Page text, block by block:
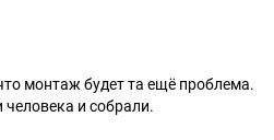
монтаж будет та ещё проблема.
человека и собрали.